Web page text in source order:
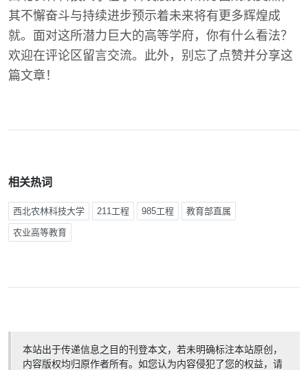
其不懈奋斗与持续进步预示着未来将有更多辉煌成
就。面对这所潜力巨大的高等学府，你有什么看法？
欢迎在评论区留言交流。此外，别忘了点赞并分享这
篇文章！
相关热词
西北农林科技大学 211工程 985工程 教育部直属
农业高等教育
本站出于传递信息之目的刊登本文，若未明确标注本站原创，
内容版权均归原作者所有。如您认为内容侵犯了您的权益，请